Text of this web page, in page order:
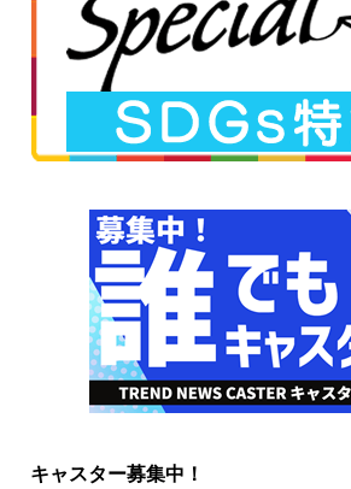
キャスター募集中！